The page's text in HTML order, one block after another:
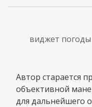
виджет
Автор старается
объективной
для дальнейшего